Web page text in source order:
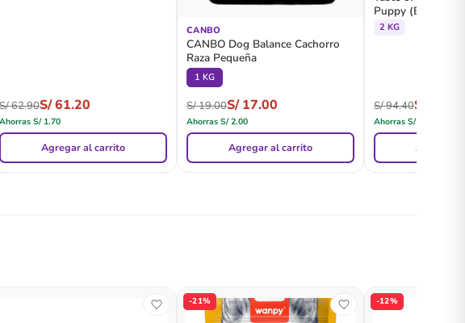
S/62.90S/61.20
AhorrasS/1.70
Agregar al carrito
CANBO
CANBO Dog Balance Cachorro
Raza Pequeña
1 KG
S/19.00S/17.00
AhorrasS/2.00
Agregar al carrito
Puppy (Bisonte y
2 KG
S/94.40S/
Ahorras S/2.60
Agregar
-21% -12%